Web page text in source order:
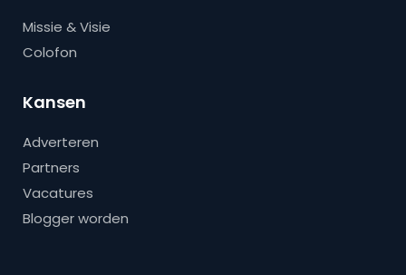
Missie & Visie
Colofon
Kansen
Adverteren
Partners
Vacatures
Blogger worden